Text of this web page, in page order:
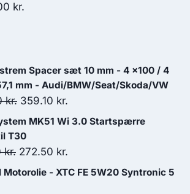
kr.
Spacer sæt 10 mm - 4 x100 / 4
mm - Audi/BMW/Seat/Skoda/VW
kr. Den
oprindelige
pris
var:
399.00 kr..
359.10 kr.
aktuelle
359.10 kr..
MK51 Wi 3.0 Startspærre
T30
kr. Den
oprindelige
272.50 kr.
aktuelle
Motorolie - XTC FE 5W20 Syntronic 5